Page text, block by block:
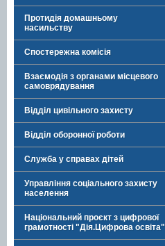
Протидія домашньому
насильству
Спостережна комісія
Взаємодія з органами місцевого
самоврядування
Відділ цивільного захисту
Відділ оборонної роботи
Служба у справах дітей
Управління соціального захисту
населення
Національний проєкт з цифрової
грамотності "Дія.Цифрова освіта"